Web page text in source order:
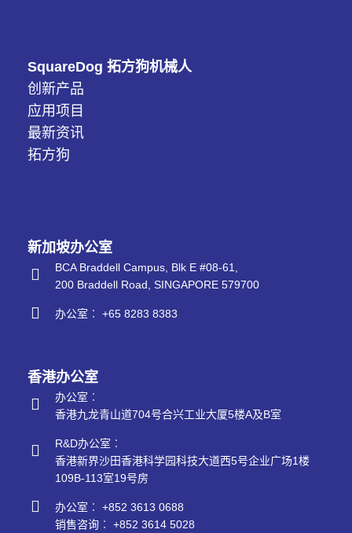
SquareDog 拓方狗机械人
创新产品
应用项目
最新资讯
拓方狗
新加坡办公室
BCA Braddell Campus, Blk E #08-61,
200 Braddell Road, SINGAPORE 579700
办公室︰ +65 8283 8383
香港办公室
办公室︰
香港九龙青山道704号合兴工业大厦5楼A及B室
R&D办公室︰
香港新界沙田香港科学园科技大道西5号企业广场1楼
109B-113室19号房
办公室︰ +852 3613 0688
销售咨询︰ +852 3614 5028